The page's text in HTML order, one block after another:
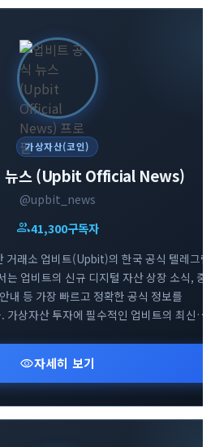
가상자산(코인)
뉴스 (Upbit Official News)
@upbit_news
group41,300구독자
거래소 업비트(Upbit)의 한국 공식 텔레그램
는 업비트의 신규 디지털 자산 상장 소식, 중
내 등 가장 빠르고 정확한 공식 정보를
가상자산 투자에 필수적인 업비트의 최신
기 위한 공식 소통 창구로서 신뢰할 수 있는
visibility자세히 보기